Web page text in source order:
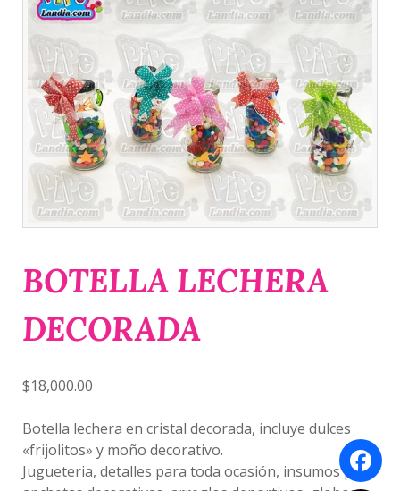
BOTELLA LECHERA
DECORADA
$18,000.00
Botella lechera en cristal decorada, incluye dulces
«frijolitos» y moño decorativo.
Jugueteria, detalles para toda ocasión, insumos para